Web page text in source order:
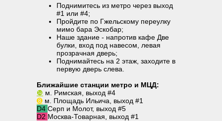
Поднимитесь из метро через выход
#1 или #4;
Пройдите по Гжельскому переулку
мимо бара Эскобар;
Наше здание - напротив кафе Две
булки, вход под навесом, левая
прозрачная дверь;
Поднимайтесь на 2 этаж, заходите в
первую дверь слева.
Ближайшие станции метро и МЦД:
❿ м.
Римская, выход #4
➑ м. Площадь Ильича, выход #1
D4 Серп и Молот, выход #5
D2 Москва-Товарная, выход #1